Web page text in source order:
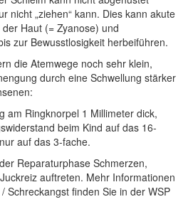
nicht „ziehen“ kann. Dies kann akute
Haut (= Zyanose) und
zur Bewusstlosigkeit herbeiführen.
die Atemwege noch sehr klein,
durch eine Schwellung stärker
am Ringknorpel 1 Millimeter dick,
beim Kind auf das 16-
auf das 3-fache.
Reparaturphase Schmerzen,
auftreten. Mehr Informationen
Schreckangst finden Sie in der WSP